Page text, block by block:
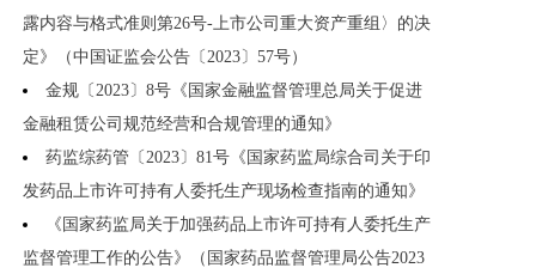
露内容与格式准则第26号-上市公司重大资产重组〉的决
定》（中国证监会公告〔2023〕57号）
金规〔2023〕8号《国家金融监督管理总局关于促进
金融租赁公司规范经营和合规管理的通知》
药监综药管〔2023〕81号《国家药监局综合司关于印
发药品上市许可持有人委托生产现场检查指南的通知》
《国家药监局关于加强药品上市许可持有人委托生产
监督管理工作的公告》（国家药品监督管理局公告2023